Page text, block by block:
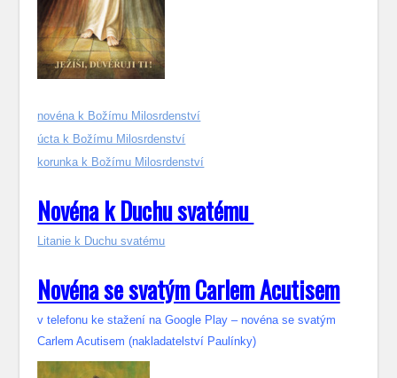
novéna k Božímu Milosrdenství
úcta k Božímu Milosrdenství
korunka k Božímu Milosrdenství
Novéna k Duchu svatému
Litanie k Duchu svatému
Novéna se svatým Carlem Acutisem
v telefonu ke stažení na Google Play – novéna se svatým
Carlem Acutisem (nakladatelství Paulínky)